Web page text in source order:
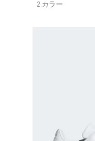
2 カラー